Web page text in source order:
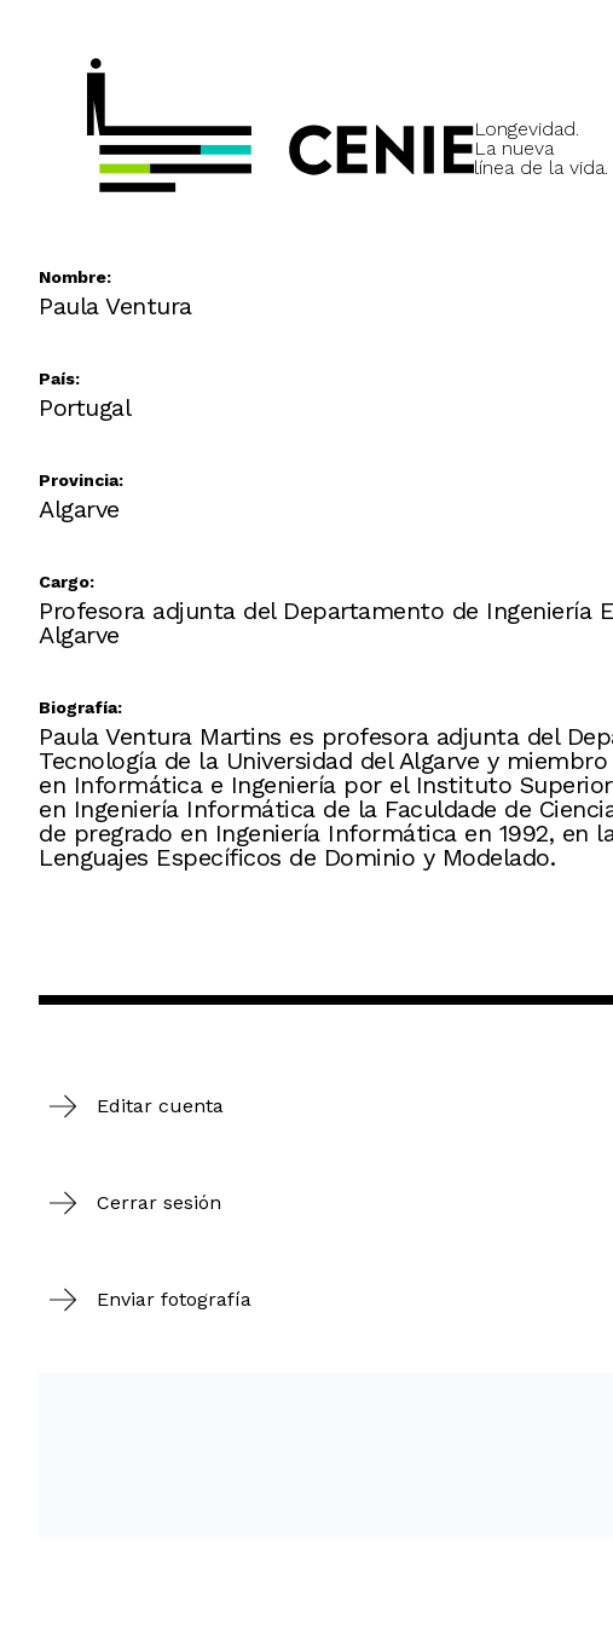
Longevidad.
La nueva
línea de la vida.
Nombre:
Paula Ventura
País:
Portugal
Provincia:
Algarve
Cargo:
Profesora adjunta del Departamento de Ingeniería
Algarve
Biografía:
Paula Ventura Martins es profesora adjunta del
Tecnología de la Universidad del Algarve y
en Informática e Ingeniería por el Instituto
en Ingeniería Informática de la Faculdade de
de pregrado en Ingeniería Informática en 1992, en
Lenguajes Específicos de Dominio y Modelado.
Editar cuenta
Cerrar sesión
Enviar fotografía